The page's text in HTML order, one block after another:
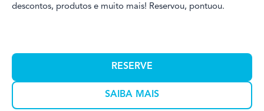
descontos, produtos e muito mais! Reservou, pontuou.
RESERVE
SAIBA MAIS